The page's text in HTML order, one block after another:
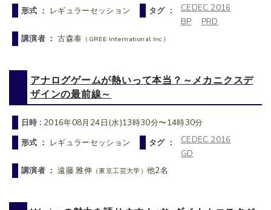
形式 ： レギュラーセッション タグ ：
CEDEC 2016
BP
PRD
講演者 ：古森泰 （GREE International Inc）
アナログゲームが熱いって本当？～メカニクスデ
ザインの最前線～
日時 : 2016年08月24日(水)13時30分〜14時30分
形式 ： レギュラーセッション タグ ：
CEDEC 2016
GD
講演者 ：遠藤 雅伸 （東京工芸大学） 他2名